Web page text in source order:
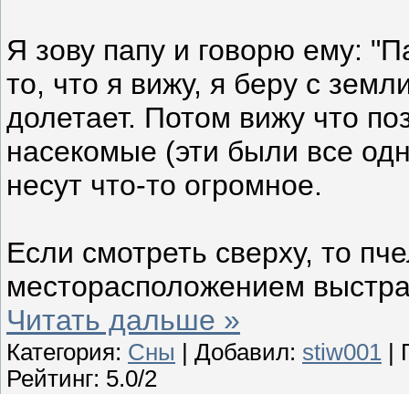
Я зову папу и говорю ему:
то, что я вижу, я беру с
долетает. Потом вижу что
насекомые (эти были все
несут что-то огромное.
Если смотреть сверху, то
месторасположением
Читать дальше »
Категория: Сны | Добавил: stiw001 |
Рейтинг: 5.0/2